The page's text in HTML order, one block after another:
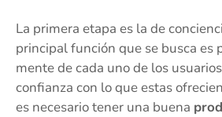
La primera etapa es la de
principal función que se busca es
mente de cada uno de los
confianza con lo que estas
es necesario tener una buena